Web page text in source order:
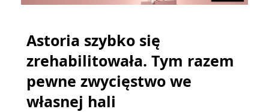
Astoria szybko się
zrehabilitowała. Tym razem
pewne zwycięstwo we
własnej hali